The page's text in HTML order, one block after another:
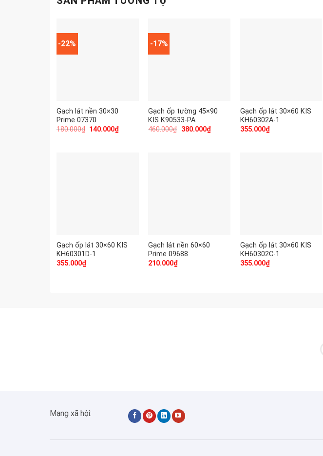
-22%
Gạch lát nền 30×30
Prime 07370
180.000₫ 140.000₫
-17%
Gạch ốp tường 45×90
KIS K90533-PA
460.000₫ 380.000₫
Gạch ốp lát 30×60 KIS
KH60302A-1
355.000₫
Gạch ốp lát 30×60 KIS
KH60301D-1
355.000₫
Gạch lát nền 60×60
Prime 09688
210.000₫
Gạch ốp lát 30×60 KIS
KH60302C-1
355.000₫
Mạng xã hội: